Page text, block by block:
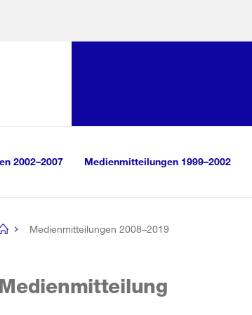
2002–2007 Medienmitteilungen 1999–2002
Medienmitteilungen 2008–2019